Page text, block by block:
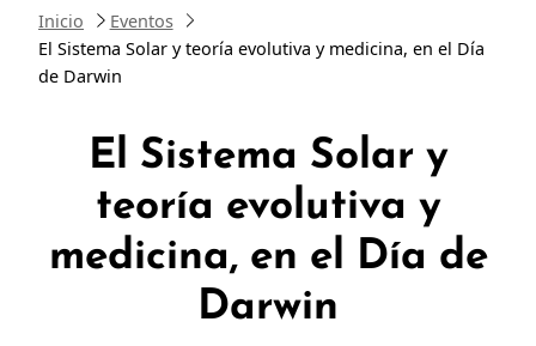
Inicio
Eventos
El Sistema Solar y teoría evolutiva y medicina, en el Día
de Darwin
El Sistema Solar y
teoría evolutiva y
medicina, en el Día de
Darwin